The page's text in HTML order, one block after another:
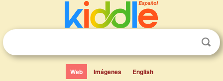
Web Imágenes English